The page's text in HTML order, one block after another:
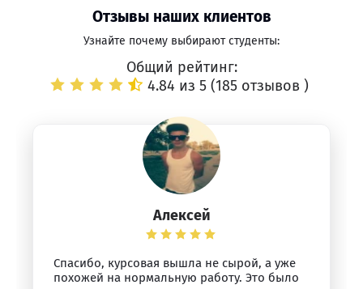
Отзывы наших клиентов
Узнайте почему выбирают студенты:
Общий рейтинг:
4.84 из 5 (185 отзывов )
Алексей
Спасибо, курсовая вышла не сырой, а уже
похожей на нормальную работу. Это было